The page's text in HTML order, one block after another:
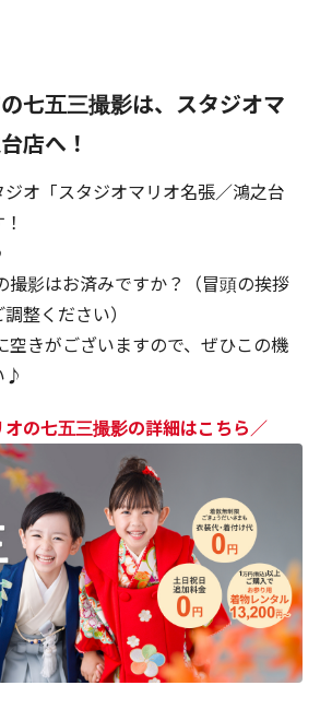
七五三撮影は、スタジオマ
店へ！
オ「スタジオマリオ名張／鴻之台
整ください）
♪
の七五三撮影の詳細はこちら／